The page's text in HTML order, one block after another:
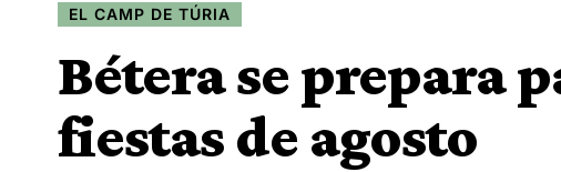
EL CAMP DE TÚRIA
Bétera se prepara
fiestas de agosto